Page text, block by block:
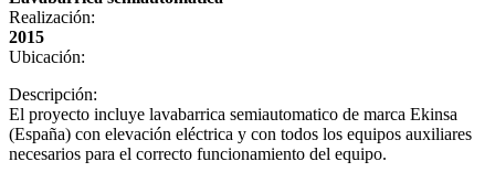
Realización:
2015
Ubicación:
Descripción:
El proyecto incluye lavabarrica semiautomatico de marca Ekinsa
(España) con elevación eléctrica y con todos los equipos auxiliares
necesarios para el correcto funcionamiento del equipo.